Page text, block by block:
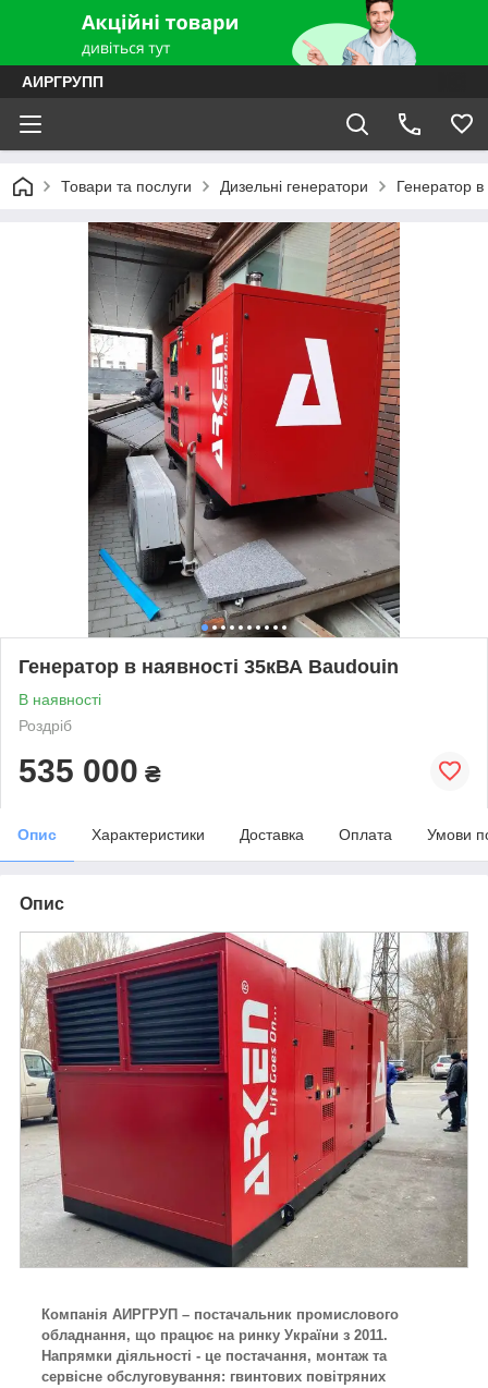
АИРГРУПП
Товари та послуги Дизельні генератори Генератор
Генератор в наявності 35кВА Baudouin
В наявності
Роздріб
535 000 ₴
Опис Характеристики Доставка Оплата Умови
Опис
Компанія АИРГРУП – постачальник промислового
обладнання, що працює на ринку України з 2011.
Напрямки діяльності - це постачання, монтаж та
сервісне обслуговування: гвинтових повітряних